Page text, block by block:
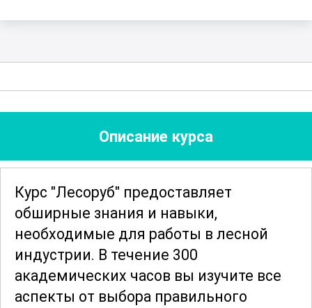
Описание курса
Курс "Лесоруб" предоставляет
обширные знания и навыки,
необходимые для работы в лесной
индустрии. В течение 300
академических часов вы изучите все
аспекты от выбора правильного